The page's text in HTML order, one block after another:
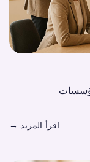
اقرأ المزيد →